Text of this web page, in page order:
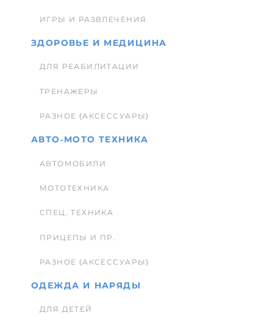
ИГРЫ И РАЗВЛЕЧЕНИЯ
ЗДОРОВЬЕ И МЕДИЦИНА
ДЛЯ РЕАБИЛИТАЦИИ
ТРЕНАЖЕРЫ
РАЗНОЕ (АКСЕССУАРЫ)
АВТО-МОТО ТЕХНИКА
АВТОМОБИЛИ
МОТОТЕХНИКА
СПЕЦ. ТЕХНИКА
ПРИЦЕПЫ И ПР.
РАЗНОЕ (АКСЕССУАРЫ)
ОДЕЖДА И НАРЯДЫ
ДЛЯ ДЕТЕЙ